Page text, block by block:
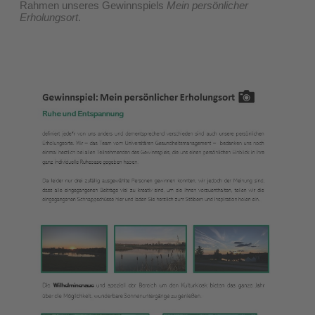
Rahmen unseres Gewinnspiels Mein persönlicher
Erholungsort.